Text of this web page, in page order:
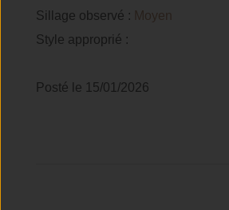
Sillage observé : Moyen
Style approprié :
Posté le 15/01/2026